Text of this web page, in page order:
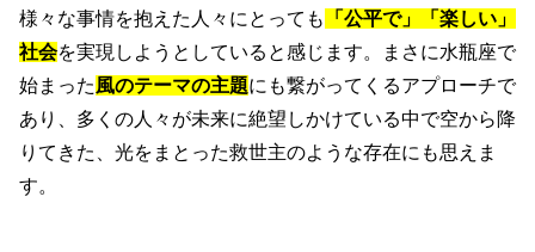
様々な事情を抱えた人々にとっても
「公平で」「楽しい」
社会を実現しようとしていると感じます。まさに水瓶座で
始まった風のテーマの主題にも繋がってくるアプローチで
あり、多くの人々が未来に絶望しかけている中で空から降
りてきた、光をまとった救世主のような存在にも思えま
す。